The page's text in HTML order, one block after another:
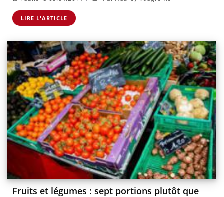
LIRE L'ARTICLE
Fruits et légumes : sept portions plutôt que